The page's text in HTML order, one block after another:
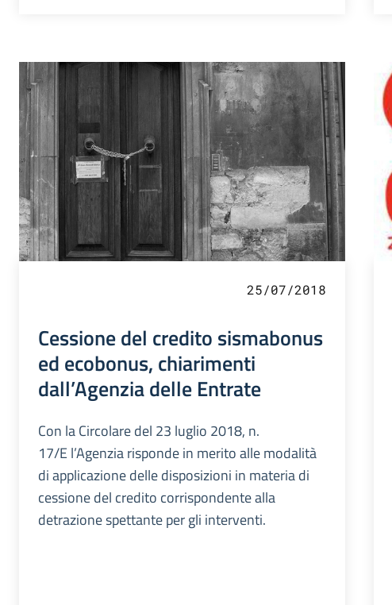
25/07/2018
Cessione del credito sismabonus
ed ecobonus, chiarimenti
dall’Agenzia delle Entrate
Con la Circolare del 23 luglio 2018, n.
17/E l’Agenzia risponde in merito alle modalità
di applicazione delle disposizioni in materia di
cessione del credito corrispondente alla
detrazione spettante per gli interventi.